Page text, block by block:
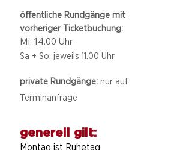
öffentliche Rundgänge mit
vorheriger Ticketbuchung:
Mi: 14.00 Uhr
Sa + So: jeweils 11.00 Uhr
private Rundgänge: nur auf
Terminanfrage
generell gilt:
Montag ist Ruhetag